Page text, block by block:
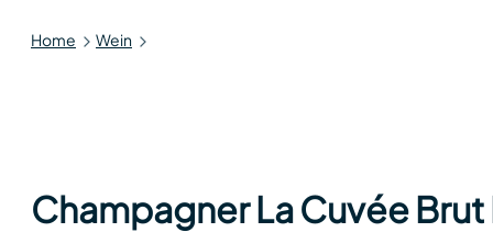
Home Wein
Champagner La Cuvée